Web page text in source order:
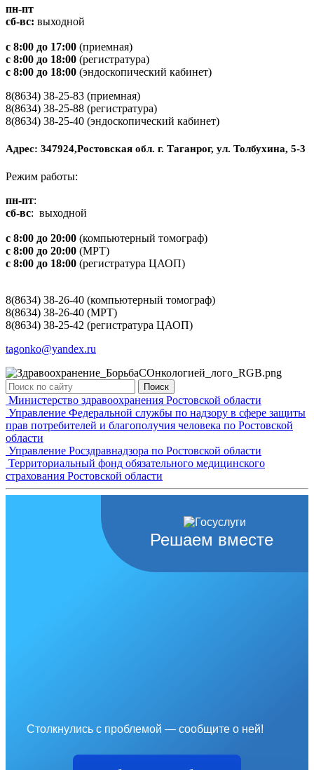
пн-пт
сб-вс: выходной
с 8:00 до 17:00 (приемная)
с 8:00 до 18:00 (регистратура)
с 8:00 до 18:00 (эндоскопический кабинет)
8(8634) 38-25-83 (приемная)
8(8634) 38-25-88 (регистратура)
8(8634) 38-25-40 (эндоскопический кабинет)
Адрес: 347924,Ростовская обл. г. Таганрог, ул. Толбухина, 5-3
Режим работы:
пн-пт:
сб-вс: выходной
с 8:00 до 20:00 (компьютерный томограф)
с 8:00 до 20:00 (МРТ)
с 8:00 до 18:00 (регистратура ЦАОП)
8(8634) 38-26-40 (компьютерный томограф)
8(8634) 38-26-40 (МРТ)
8(8634) 38-25-42 (регистратура ЦАОП)
tagonko@yandex.ru
Поиск
Министерство здравоохранения Ростовской области
Управление Федеральной службы по надзору в сфере защиты
прав потребителей и благополучия человека по Ростовской
области
Управление Росздравнадзора по Ростовской области
Территориальный фонд обязательного медицинского
страхования Ростовской области
Решаем вместе
Столкнулись с проблемой — сообщите о ней!